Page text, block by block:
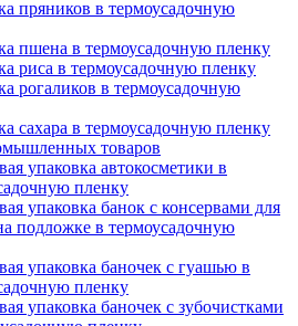
пряников в термоусадочную
пшена в термоусадочную пленку
риса в термоусадочную пленку
рогаликов в термоусадочную
сахара в термоусадочную пленку
товаров
упаковка автокосметики в
пленку
упаковка банок с консервами для
подложке в термоусадочную
упаковка баночек с гуашью в
пленку
упаковка баночек с зубочистками